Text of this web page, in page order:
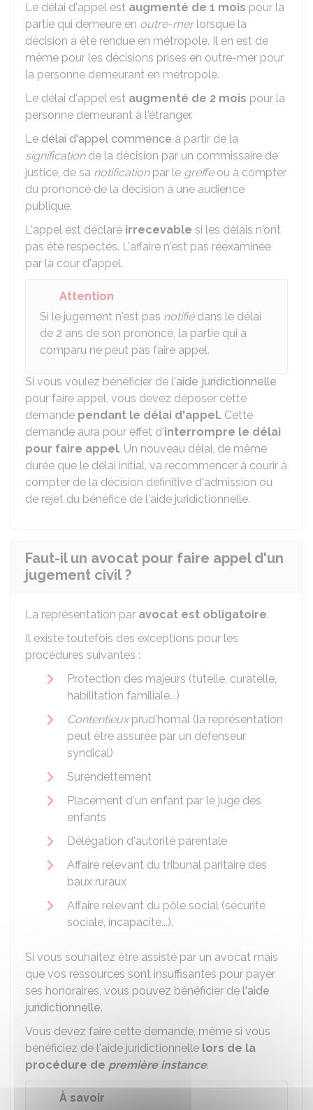
Le délai d'appel est augmenté de 1 mois pour la
partie qui demeure en outre-merlorsque la
décision a été rendue en métropole. Il en est de
même pour les décisions prises en outre-mer pour
la personne demeurant en métropole.
Le délai d'appel est augmenté de 2 mois pour la
personne demeurant à l'étranger.
Le délai d'appel commence à partir de la
significationde la décision par un commissaire de
justice, de sa notificationpar le greffeou à compter
du prononcé de la décision à une audience
publique.
L'appel est déclaré irrecevable si les délais n'ont
pas été respectés. L'affaire n'est pas réexaminée
par la cour d'appel.
Attention
Si le jugement n'est pas notifiédans le délai
de 2 ans de son prononcé, la partie qui a
comparu ne peut pas faire appel.
Si vous voulez bénéficier de l'aide juridictionnelle
pour faire appel, vous devez déposer cette
demande pendant le délai d'appel. Cette
demande aura pour effet d'interrompre le délai
pour faire appel. Un nouveau délai, de même
durée que le délai initial, va recommencer à courir à
compter de la décision définitive d'admission ou
de rejet du bénéfice de l'aide juridictionnelle.
Faut-il un avocat pour faire appel d'un
jugement civil ?
La représentation par avocat est obligatoire.
Il existe toutefois des exceptions pour les
procédures suivantes :
Protection des majeurs (tutelle, curatelle,
habilitation familiale...)
Contentieuxprud'homal (la représentation
peut être assurée par un défenseur
syndical)
Surendettement
Placement d'un enfant par le juge des
enfants
Délégation d'autorité parentale
Affaire relevant du tribunal paritaire des
baux ruraux
Affaire relevant du pôle social (sécurité
sociale, incapacité...).
Si vous souhaitez être assisté par un avocat mais
que vos ressources sont insuffisantes pour payer
ses honoraires, vous pouvez bénéficier de l'aide
juridictionnelle.
Vous devez faire cette demande, même si vous
bénéficiez de l'aide juridictionnelle lors de la
procédure de première instance.
À savoir